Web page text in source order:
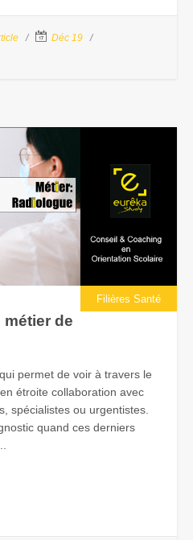
Déc 19
Filières Santé
de
permet de voir à travers le
étroite collaboration avec
spécialistes ou urgentistes.
quand ces derniers